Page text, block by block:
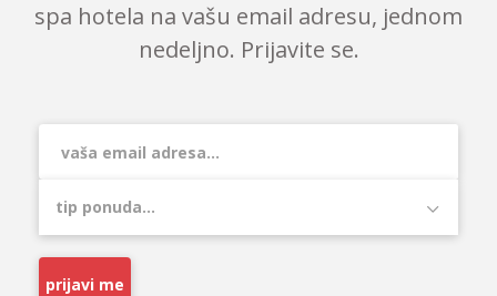
spa hotela na vašu email adresu, jednom
nedeljno. Prijavite se.
prijavi me